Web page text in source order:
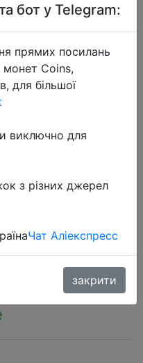
32Гб 16MP
бот у Telegram:
прямих посилань
монет Coins,
для більшої
виключно для
з різних джерел
Чат Аліекспресс
закрити